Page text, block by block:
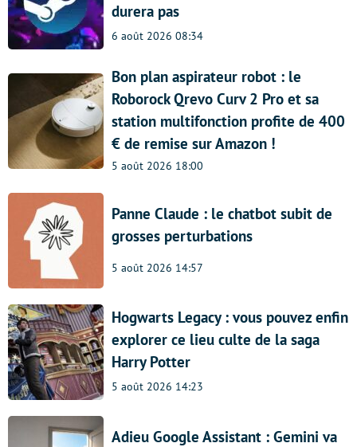
durera pas
6 août 2026 08:34
Bon plan aspirateur robot : le
Roborock Qrevo Curv 2 Pro et sa
station multifonction profite de 400
€ de remise sur Amazon !
5 août 2026 18:00
Panne Claude : le chatbot subit de
grosses perturbations
5 août 2026 14:57
Hogwarts Legacy : vous pouvez enfin
explorer ce lieu culte de la saga
Harry Potter
5 août 2026 14:23
Adieu Google Assistant : Gemini va